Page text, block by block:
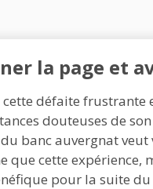
la page et
défaite frustrante
douteuses de
banc auvergnat
que cette expérience,
pour la suite